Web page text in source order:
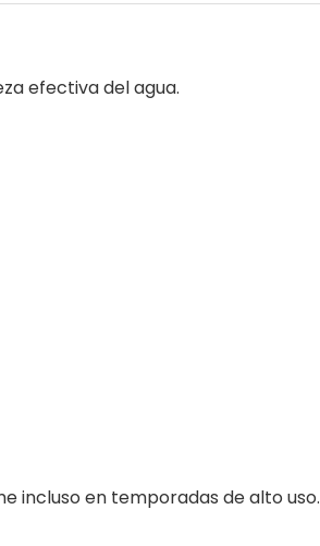
efectiva del agua.
incluso en temporadas de alto uso.